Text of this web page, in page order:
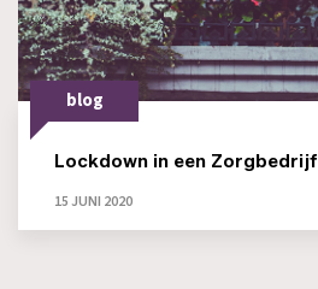
blog
Lockdown in een Zorgbedrijf
15 JUNI 2020